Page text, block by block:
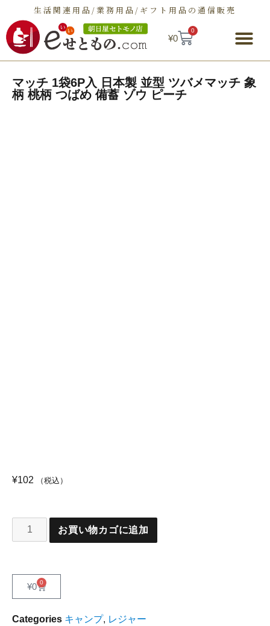
生活関連用品/業務用品/ギフト用品の通信販売
¥0
0
マッチ 1袋6P入 日本製 並型 ツバメマッチ 象
柄 桃柄 つばめ 備蓄 ゾウ ピーチ
¥102 （税込）
お買い物カゴに追加
¥0 0
Categories キャンプ, レジャー